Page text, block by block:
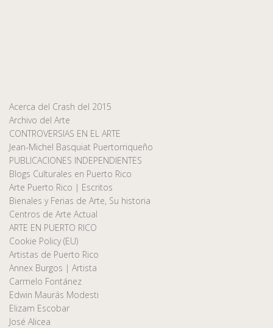
Acerca del Crash del 2015
Archivo del Arte
CONTROVERSIAS EN EL ARTE
Jean-Michel Basquiat Puertorriqueño
PUBLICACIONES INDEPENDIENTES
Blogs Culturales en Puerto Rico
Arte Puerto Rico | Escritos
Bienales y Ferias de Arte, Su historia
Centros de Arte Actual
ARTE EN PUERTO RICO
Cookie Policy (EU)
Artistas de Puerto Rico
Annex Burgos | Artista
Carmelo Fontánez
Edwin Maurás Modesti
Elizam Escobar
José Alicea